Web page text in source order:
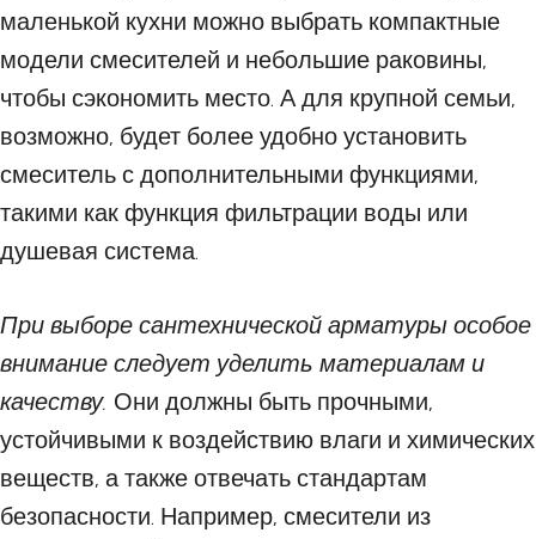
маленькой кухни можно выбрать компактные
модели смесителей и небольшие раковины,
чтобы сэкономить место. А для крупной семьи,
возможно, будет более удобно установить
смеситель с дополнительными функциями,
такими как функция фильтрации воды или
душевая система.
При выборе сантехнической арматуры особое
внимание следует уделить материалам и
качеству. Они должны быть прочными,
устойчивыми к воздействию влаги и химических
веществ, а также отвечать стандартам
безопасности. Например, смесители из